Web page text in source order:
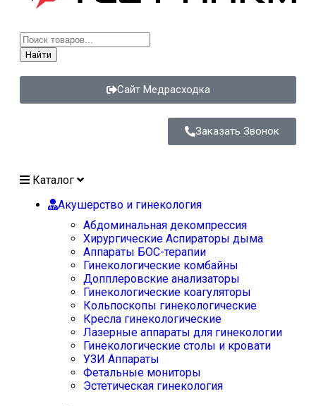
Найти
Сайт Медрасходка
Заказать Звонок
Каталог
Акушерство и гинекология
Абдоминальная декомпрессия
Хирургические Аспираторы дыма
Аппараты БОС-терапии
Гинекологические комбайны
Допплеровские анализаторы
Гинекологические коагуляторы
Кольпоскопы гинекологические
Кресла гинекологические
Лазерные аппараты для гинекологии
Гинекологические столы и кровати
УЗИ Аппараты
Фетальные мониторы
Эстетическая гинекология